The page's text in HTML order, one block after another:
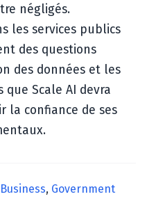
négligés.
les services publics
des questions
des données et les
Scale AI devra
la confiance de ses
Business, Government